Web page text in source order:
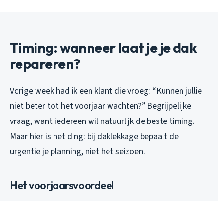
Timing: wanneer laat je je dak
repareren?
Vorige week had ik een klant die vroeg: “Kunnen jullie
niet beter tot het voorjaar wachten?” Begrijpelijke
vraag, want iedereen wil natuurlijk de beste timing.
Maar hier is het ding: bij daklekkage bepaalt de
urgentie je planning, niet het seizoen.
Het voorjaarsvoordeel